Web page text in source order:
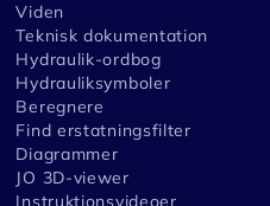
Viden
Teknisk dokumentation
Hydraulik-ordbog
Hydrauliksymboler
Beregnere
Find erstatningsfilter
Diagrammer
JO 3D-viewer
Instruktionsvideoer